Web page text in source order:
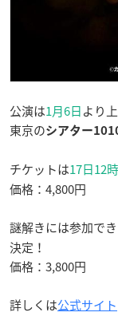
公演は1月6日より
東京のシアター
チケットは17日12時
価格：4,800円
謎解きには参加でき
決定！
価格：3,800円
詳しくは公式サイト